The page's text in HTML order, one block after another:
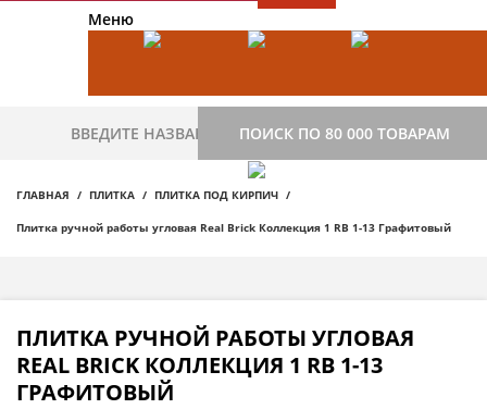
Меню
ПОИСК ПО 80 000 ТОВАРАМ
ГЛАВНАЯ ПЛИТКА ПЛИТКА ПОД КИРПИЧ
Плитка ручной работы угловая Real Brick Коллекция 1 RB 1-13 Графитовый
ПЛИТКА РУЧНОЙ РАБОТЫ УГЛОВАЯ
REAL BRICK КОЛЛЕКЦИЯ 1 RB 1-13
ГРАФИТОВЫЙ